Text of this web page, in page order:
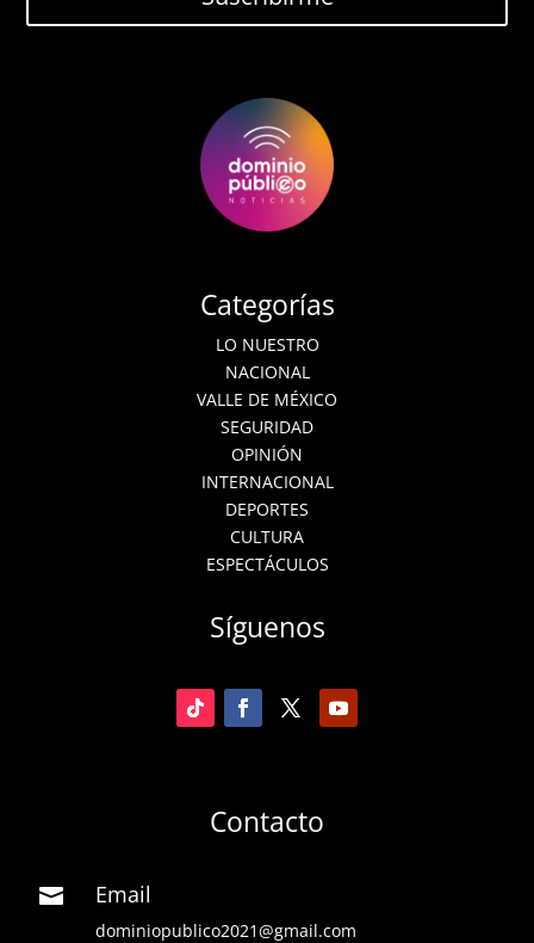
Categorías
LO NUESTRO
NACIONAL
VALLE DE MÉXICO
SEGURIDAD
OPINIÓN
INTERNACIONAL
DEPORTES
CULTURA
ESPECTÁCULOS
Síguenos
Contacto
 Email
dominiopublico2021@gmail.com